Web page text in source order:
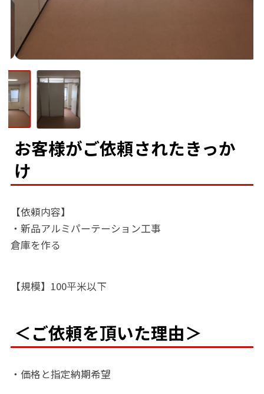
お客様がご依頼されたきっか
け
【依頼内容】
・新品アルミパーテーション工事
倉庫を作る
【規模】100平米以下
＜ご依頼を頂いた理由＞
・価格と指定納期希望